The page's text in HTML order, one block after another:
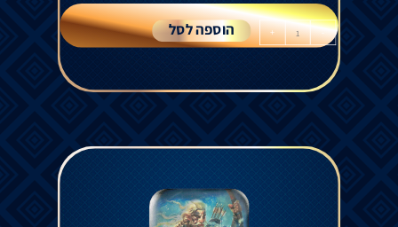
-
+ הוספה לסל